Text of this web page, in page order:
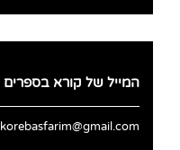
המייל של קורא בספרים
korebasfarim@gmail.com